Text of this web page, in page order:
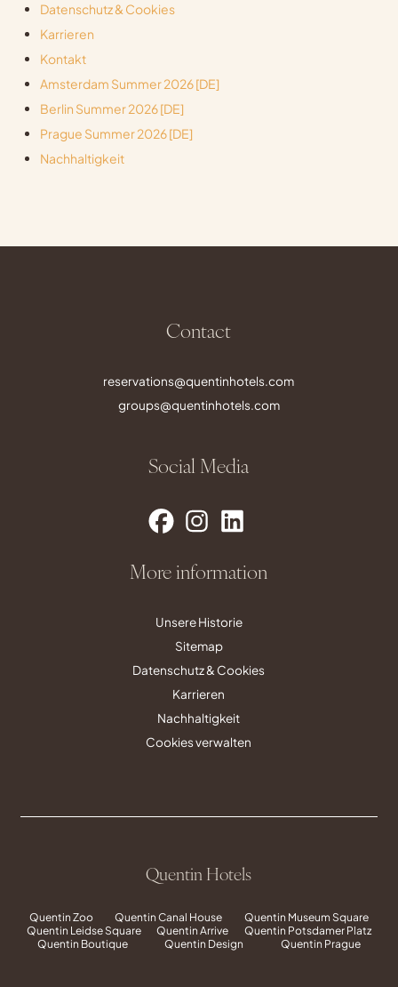
Datenschutz & Cookies
Karrieren
Kontakt
Amsterdam Summer 2026 [DE]
Berlin Summer 2026 [DE]
Prague Summer 2026 [DE]
Nachhaltigkeit
Contact
reservations@quentinhotels.com
groups@quentinhotels.com
Social Media
More information
Unsere Historie
Sitemap
Datenschutz & Cookies
Karrieren
Nachhaltigkeit
Cookies verwalten
Quentin Hotels
Quentin Zoo Quentin Canal House
Quentin Museum Square
Quentin Leidse Square
Quentin Arrive
Quentin Potsdamer Platz
Quentin Boutique
Quentin Design Quentin Prague